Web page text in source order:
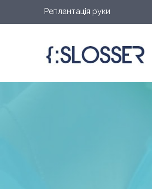
Реплантація руки